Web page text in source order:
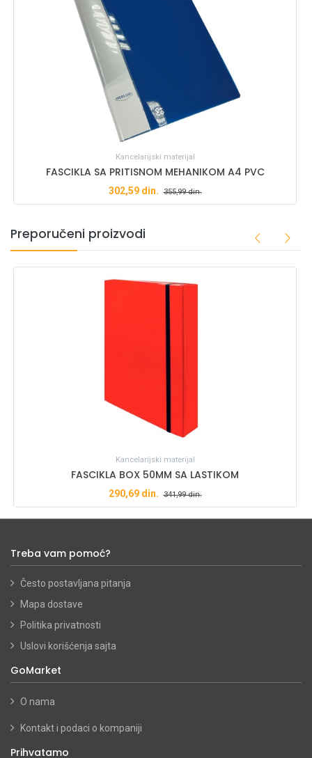
Kancelarijski materijal
FASCIKLA SA PRITISNOM MEHANIKOM A4 PVC
302,59din. 355,99din.
Preporučeni proizvodi
Kancelarijski materijal
FASCIKLA BOX 50MM SA LASTIKOM
290,69din. 341,99din.
Treba vam pomoć?
Često postavljana pitanja
Mapa dostave
Politika privatnosti
Uslovi korišćenja sajta
GoMarket
O nama
Kontakt i podaci o kompaniji
Prihvatamo